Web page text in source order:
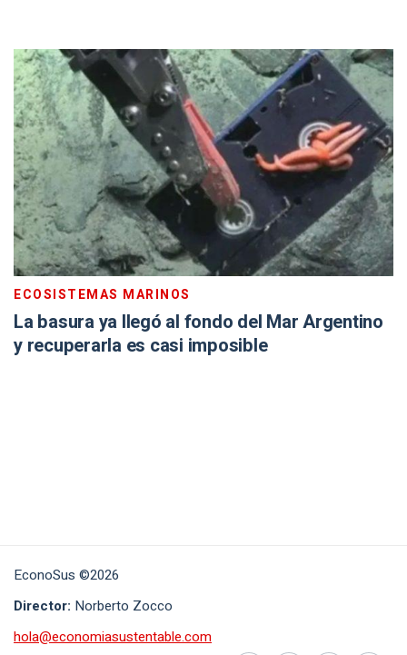
ECOSISTEMAS MARINOS
La basura ya llegó al fondo del Mar Argentino
y recuperarla es casi imposible
EconoSus ©2026
Director: Norberto Zocco
hola@economiasustentable.com